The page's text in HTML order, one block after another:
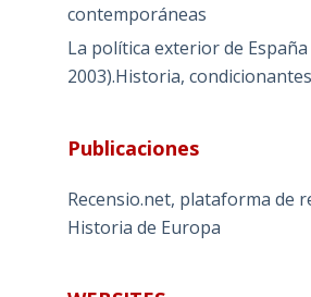
contemporáneas
La política exterior de España
2003).Historia,
Publicaciones
Recensio.net, plataforma de
Historia de Europa